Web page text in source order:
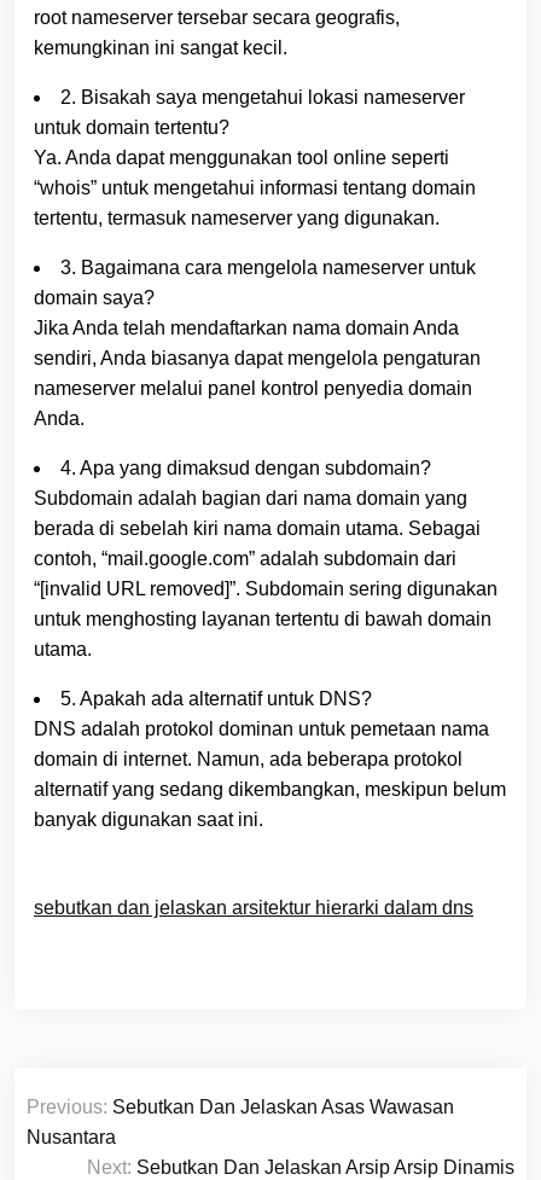
root nameserver tersebar secara geografis,
kemungkinan ini sangat kecil.
2. Bisakah saya mengetahui lokasi nameserver
untuk domain tertentu?
Ya. Anda dapat menggunakan tool online seperti
“whois” untuk mengetahui informasi tentang domain
tertentu, termasuk nameserver yang digunakan.
3. Bagaimana cara mengelola nameserver untuk
domain saya?
Jika Anda telah mendaftarkan nama domain Anda
sendiri, Anda biasanya dapat mengelola pengaturan
nameserver melalui panel kontrol penyedia domain
Anda.
4. Apa yang dimaksud dengan subdomain?
Subdomain adalah bagian dari nama domain yang
berada di sebelah kiri nama domain utama. Sebagai
contoh, “mail.google.com” adalah subdomain dari
“[invalid URL removed]”. Subdomain sering digunakan
untuk menghosting layanan tertentu di bawah domain
utama.
5. Apakah ada alternatif untuk DNS?
DNS adalah protokol dominan untuk pemetaan nama
domain di internet. Namun, ada beberapa protokol
alternatif yang sedang dikembangkan, meskipun belum
banyak digunakan saat ini.
sebutkan dan jelaskan arsitektur hierarki dalam dns
Navigasi
pos
Previous: Sebutkan Dan Jelaskan Asas Wawasan
Nusantara
Next: Sebutkan Dan Jelaskan Arsip Arsip Dinamis